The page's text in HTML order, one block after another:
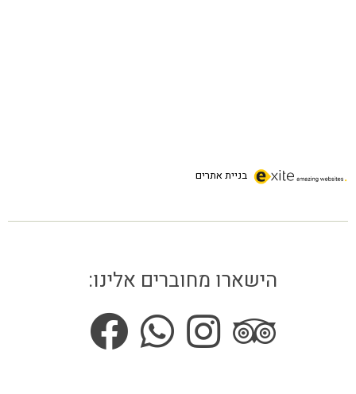
בניית אתרים
הישארו מחוברים אלינו: